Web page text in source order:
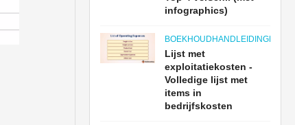
infographics)
BOEKHOUDHANDLEIDINGEN
Lijst met
exploitatiekosten -
Volledige lijst met
items in
bedrijfskosten